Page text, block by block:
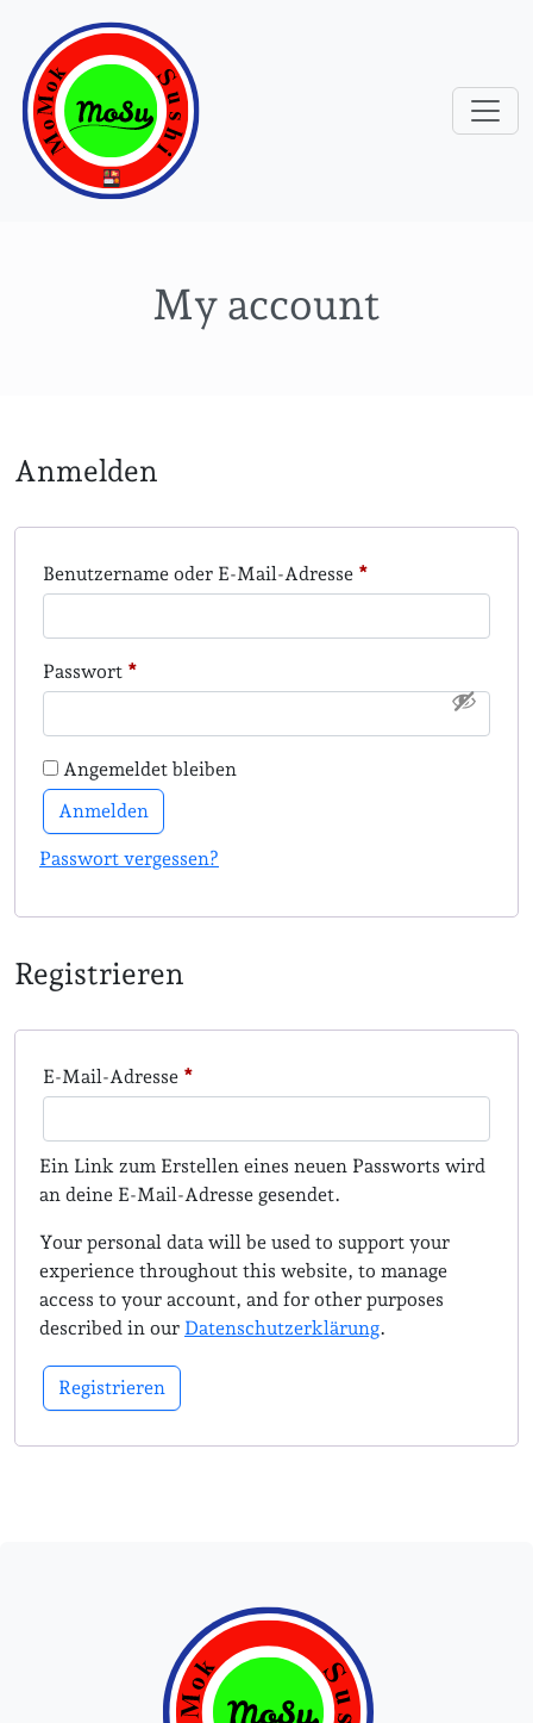
My account
Anmelden
Benutzername oder E-Mail-Adresse *Erforderlich
Passwort *Erforderlich
Angemeldet bleiben
Anmelden
Passwort vergessen?
Registrieren
E-Mail-Adresse *Erforderlich
Ein Link zum Erstellen eines neuen Passworts wird
an deine E-Mail-Adresse gesendet.
Your personal data will be used to support your
experience throughout this website, to manage
access to your account, and for other purposes
described in our Datenschutzerklärung.
Registrieren